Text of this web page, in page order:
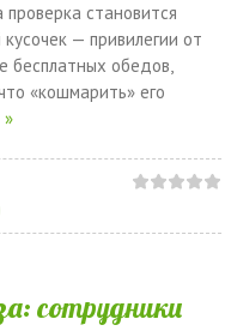
становится
— привилегии от
бесплатных обедов,
«кошмарить» его
сотрудники